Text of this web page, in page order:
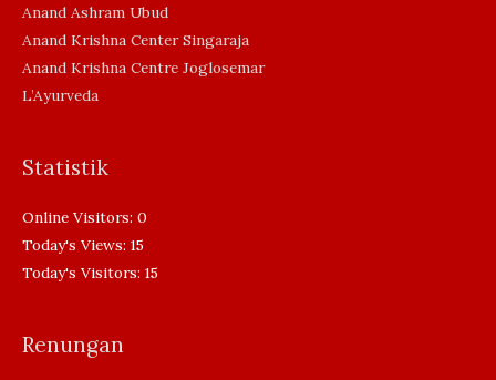
Anand Ashram Ubud
Anand Krishna Center Singaraja
Anand Krishna Centre Joglosemar
L’Ayurveda
Statistik
Online Visitors: 0
Today's Views: 15
Today's Visitors: 15
Renungan